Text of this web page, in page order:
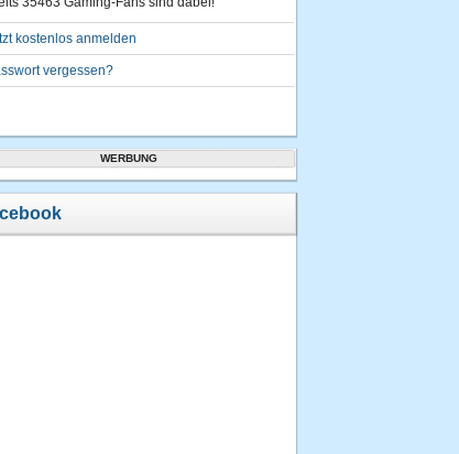
kostenlos anmelden
vergessen?
WERBUNG